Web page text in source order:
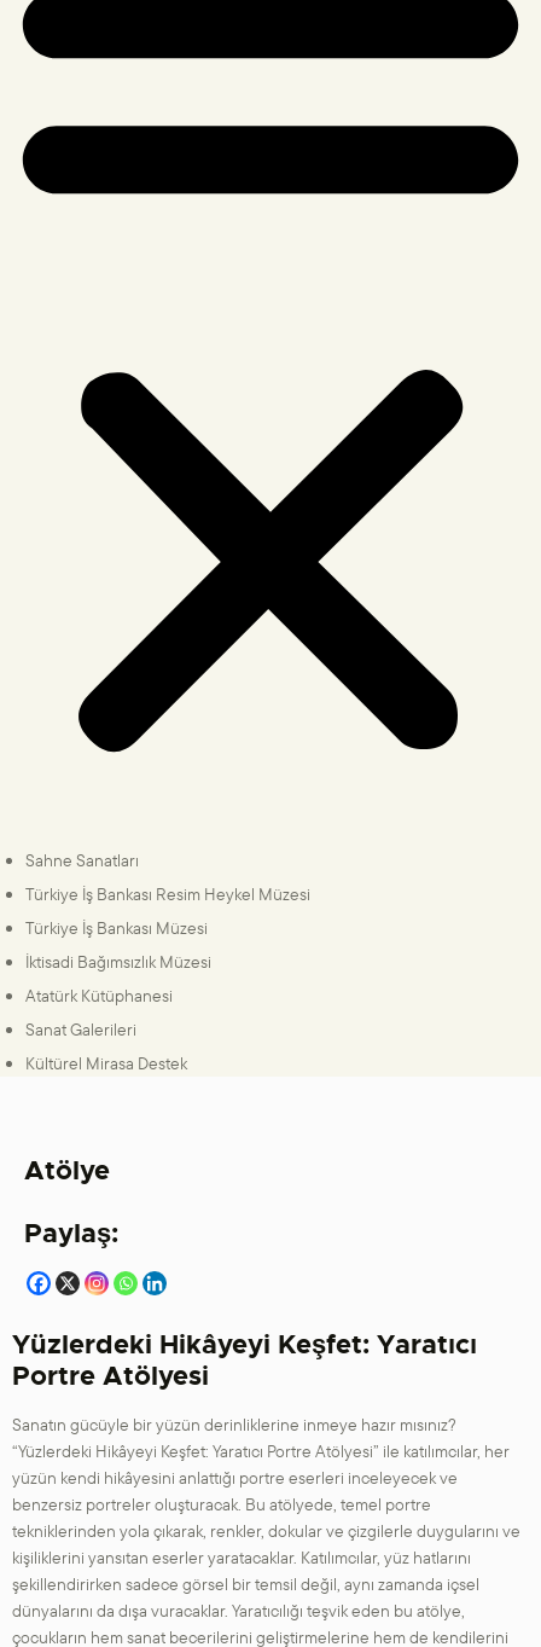
Sahne Sanatları
Türkiye İş Bankası Resim Heykel Müzesi
Türkiye İş Bankası Müzesi
İktisadi Bağımsızlık Müzesi
Atatürk Kütüphanesi
Sanat Galerileri
Kültürel Mirasa Destek
Atölye
Paylaş:
Yüzlerdeki Hikâyeyi Keşfet: Yaratıcı
Portre Atölyesi
Sanatın gücüyle bir yüzün derinliklerine inmeye hazır mısınız?
“Yüzlerdeki Hikâyeyi Keşfet: Yaratıcı Portre Atölyesi” ile katılımcılar, her
yüzün kendi hikâyesini anlattığı portre eserleri inceleyecek ve
benzersiz portreler oluşturacak. Bu atölyede, temel portre
tekniklerinden yola çıkarak, renkler, dokular ve çizgilerle duygularını ve
kişiliklerini yansıtan eserler yaratacaklar. Katılımcılar, yüz hatlarını
şekillendirirken sadece görsel bir temsil değil, aynı zamanda içsel
dünyalarını da dışa vuracaklar. Yaratıcılığı teşvik eden bu atölye,
çocukların hem sanat becerilerini geliştirmelerine hem de kendilerini